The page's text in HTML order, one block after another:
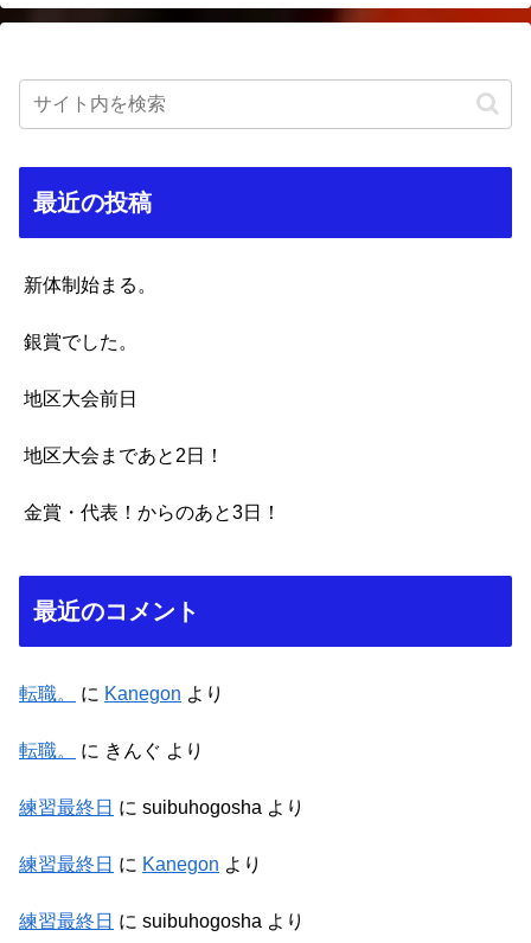
最近の投稿
新体制始まる。
銀賞でした。
地区大会前日
地区大会まであと2日！
金賞・代表！からのあと3日！
最近のコメント
転職。 に Kanegon より
転職。 に きんぐ より
練習最終日 に suibuhogosha より
練習最終日 に Kanegon より
練習最終日 に suibuhogosha より